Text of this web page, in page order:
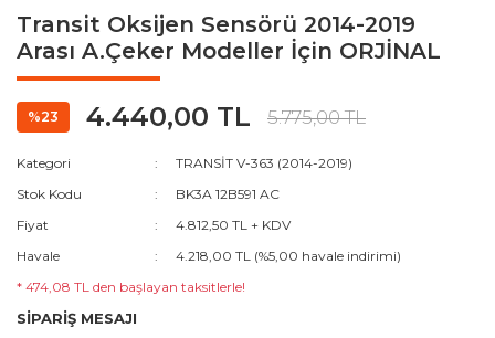
Transit Oksijen Sensörü 2014-2019
Arası A.Çeker Modeller İçin ORJİNAL
%23 4.440,00 TL 5.775,00 TL
Kategori
TRANSİT V-363 (2014-2019)
Stok Kodu
BK3A 12B591 AC
Fiyat
4.812,50 TL + KDV
Havale
4.218,00 TL (%5,00 havale indirimi)
* 474,08 TL den başlayan taksitlerle!
SİPARİŞ MESAJI